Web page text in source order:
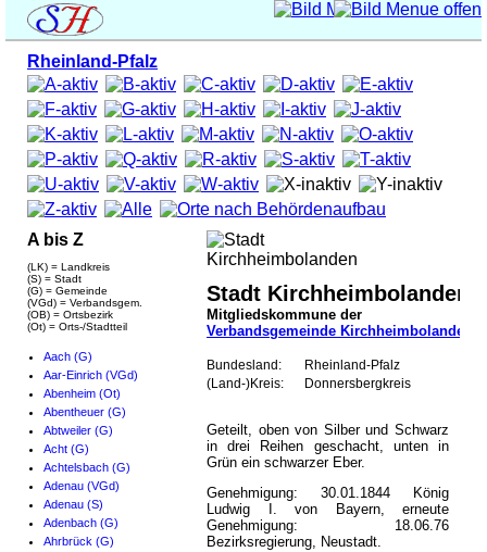
Rheinland-Pfalz
A bis Z
(LK) = Landkreis
(S) = Stadt
(G) = Gemeinde
(VGd) = Verbandsgem.
(OB) = Ortsbezirk
(Ot) = Orts-/Stadtteil
Aach (G)
Aar-Einrich (VGd)
Abenheim (Ot)
Abentheuer (G)
Abtweiler (G)
Acht (G)
Achtelsbach (G)
Adenau (VGd)
Adenau (S)
Adenbach (G)
Ahrbrück (G)
Stadt Kirchheimbolanden
Mitgliedskommune der
Verbandsgemeinde Kirchheimbolanden
Bundesland:
Rheinland-Pfalz
(Land-)Kreis:
Donnersbergkreis
Geteilt, oben von Silber und Schwarz
in drei Reihen geschacht, unten in
Grün ein schwarzer Eber.
Genehmigung: 30.01.1844 König
Ludwig I. von Bayern, erneute
Genehmigung: 18.06.76
Bezirksregierung, Neustadt.